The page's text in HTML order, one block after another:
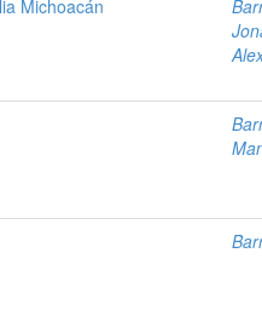
Michoacán